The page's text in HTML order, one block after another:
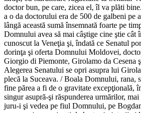
doctor bun, pe care, zicea el, îl va plăti
a o da doctorului era de 500 de galbeni pe
lângă această sumă însemnată foarte pe
Domnului avea să mai câştige cine ştie cât
cunoscut la Veneţia şi, îndată ce Senatul
dorinţa şi oferta Domnului Moldovei,
Giorgio di Piemonte, Girolamo da Cesena
Alegerea Senatului se opri asupra lui
plecă la Suceava. / Boala Domnului, rana,
fine părea a fi de o gravitate excepţională,
singur asupră-şi răspunderea urmărilor,
juru-i şi vedea pe fiul Domnului, pe